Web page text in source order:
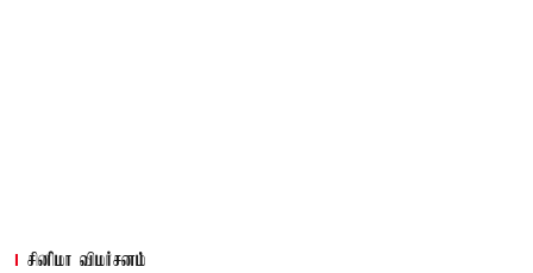
சினிமா விமர்சனம்